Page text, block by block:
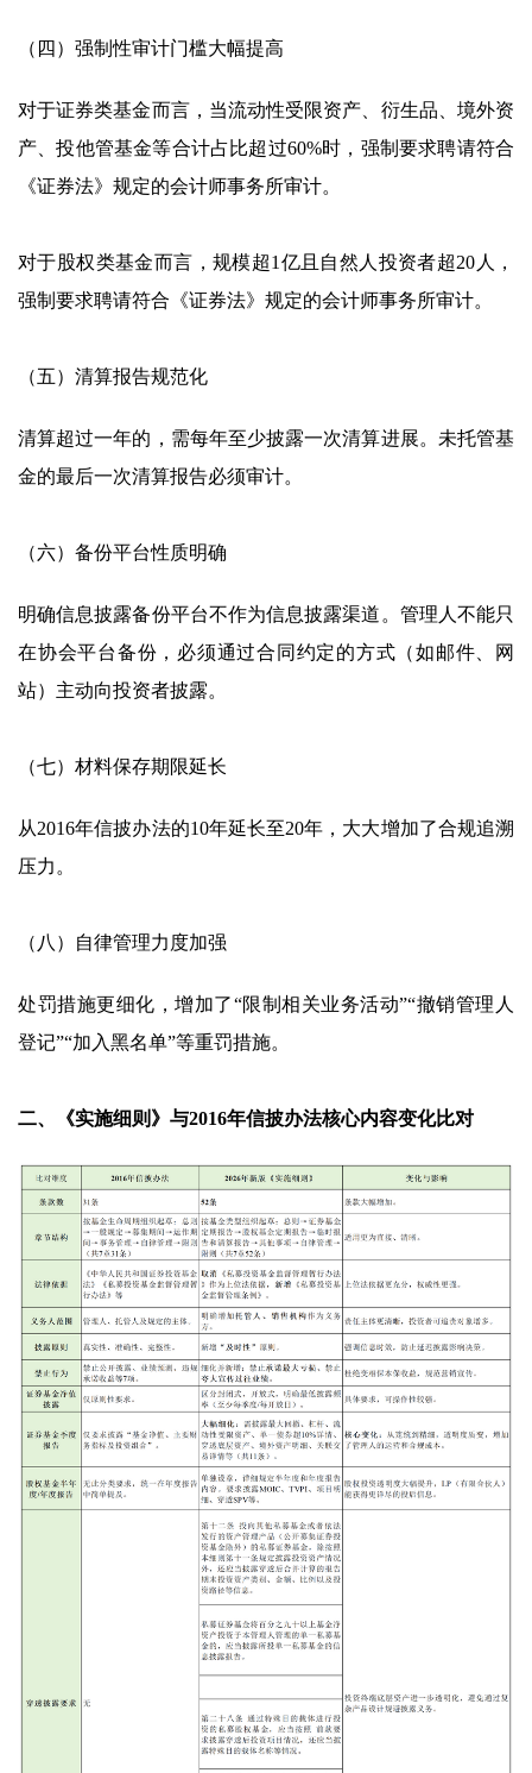
（四）强制性审计门槛大幅提高
对于证券类基金而言，当流动性受限资产、衍生品、境外资
产、投他管基金等合计占比超过60%时，强制要求聘请符合
《证券法》规定的会计师事务所审计。
对于股权类基金而言，规模超1亿且自然人投资者超20人，
强制要求聘请符合《证券法》规定的会计师事务所审计。
（五）清算报告规范化
清算超过一年的，需每年至少披露一次清算进展。未托管基
金的最后一次清算报告必须审计。
（六）备份平台性质明确
明确信息披露备份平台不作为信息披露渠道。管理人不能只
在协会平台备份，必须通过合同约定的方式（如邮件、网
站）主动向投资者披露。
（七）材料保存期限延长
从2016年信披办法的10年延长至20年，大大增加了合规追溯
压力。
（八）自律管理力度加强
处罚措施更细化，增加了“限制相关业务活动”“撤销管理人
登记”“加入黑名单”等重罚措施。
二、《实施细则》与2016年信披办法核心内容变化比对